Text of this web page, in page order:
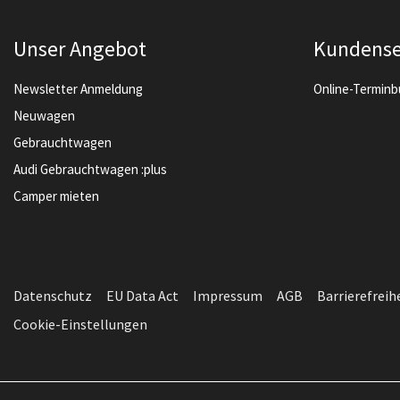
Unser Angebot
Newsletter Anmeldung
Neuwagen
Gebrauchtwagen
Audi Gebrauchtwagen :plus
Camper mieten
Online-
Datenschutz EU Data Act Impressum AGB
Cookie-Einstellungen